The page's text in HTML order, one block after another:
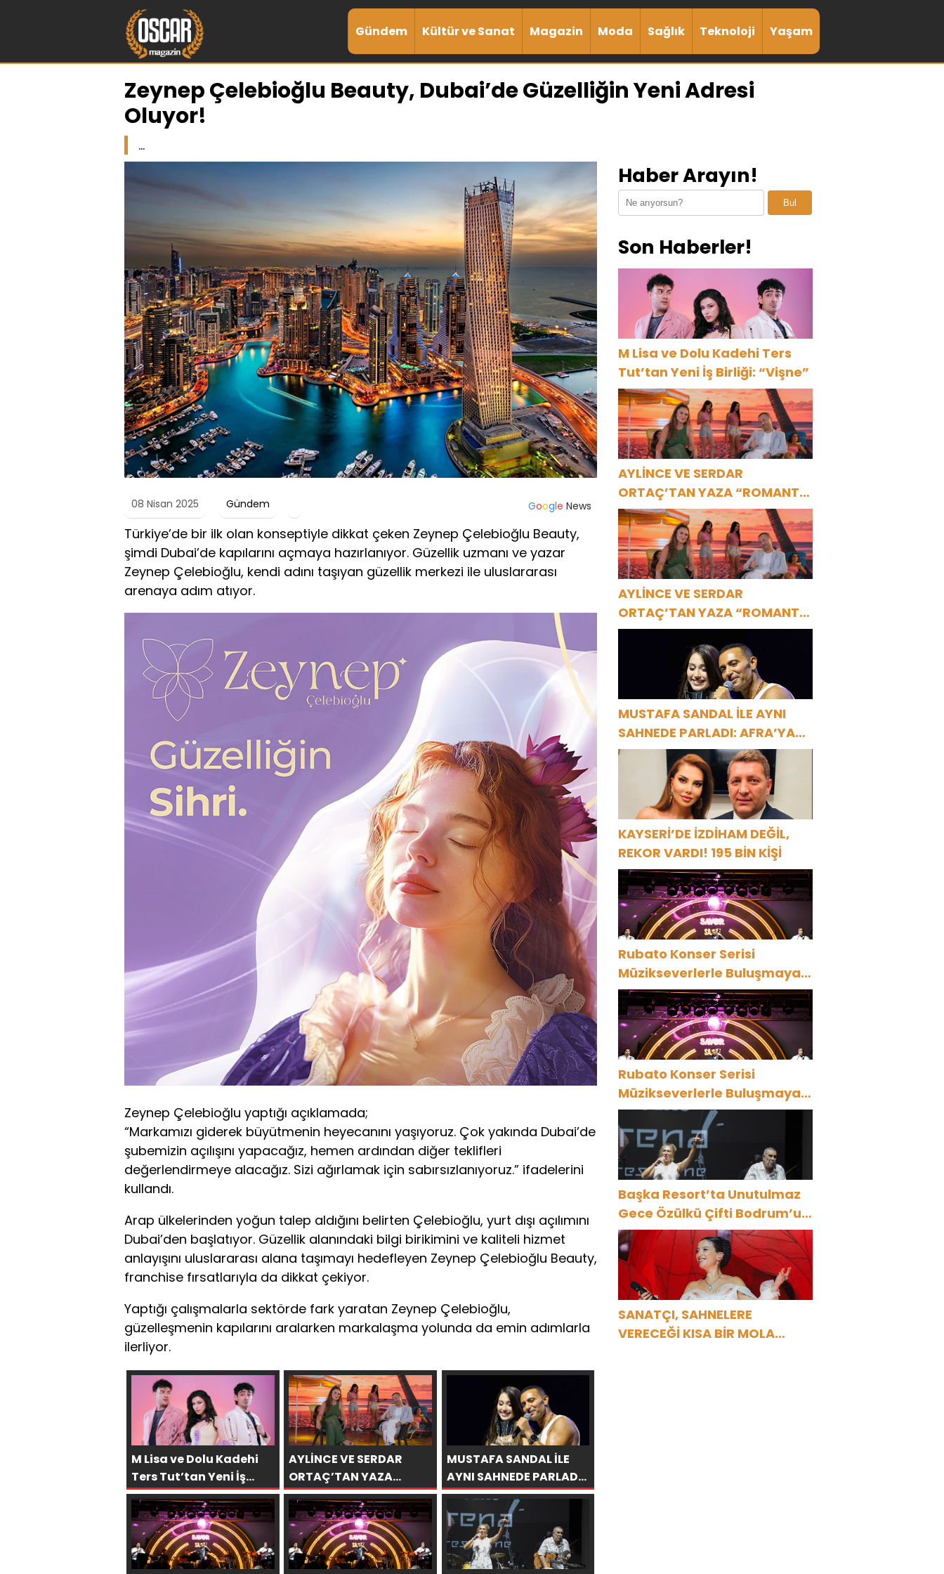
Gündem Kültür ve Sanat Magazin Moda Sağlık Teknoloji Yaşam
Zeynep Çelebioğlu Beauty, Dubai’de Güzelliğin Yeni Adresi
Oluyor!
...
08 Nisan 2025 Gündem Google News
Türkiye’de bir ilk olan konseptiyle dikkat çeken Zeynep Çelebioğlu Beauty,
şimdi Dubai’de kapılarını açmaya hazırlanıyor. Güzellik uzmanı ve yazar
Zeynep Çelebioğlu, kendi adını taşıyan güzellik merkezi ile uluslararası
arenaya adım atıyor.
Zeynep Çelebioğlu yaptığı açıklamada;
“Markamızı giderek büyütmenin heyecanını yaşıyoruz. Çok yakında Dubai’de
şubemizin açılışını yapacağız, hemen ardından diğer teklifleri
değerlendirmeye alacağız. Sizi ağırlamak için sabırsızlanıyoruz.” ifadelerini
kullandı.
Arap ülkelerinden yoğun talep aldığını belirten Çelebioğlu, yurt dışı açılımını
Dubai’den başlatıyor. Güzellik alanındaki bilgi birikimini ve kaliteli hizmet
anlayışını uluslararası alana taşımayı hedefleyen Zeynep Çelebioğlu Beauty,
franchise fırsatlarıyla da dikkat çekiyor.
Yaptığı çalışmalarla sektörde fark yaratan Zeynep Çelebioğlu,
güzelleşmenin kapılarını aralarken markalaşma yolunda da emin adımlarla
ilerliyor.
M Lisa ve Dolu Kadehi
Ters Tut’tan Yeni İş
Birliği: “Vişne”
AYLİNCE VE SERDAR
ORTAÇ’TAN YAZA
“ROMANTİK AŞK”
BOMBASI!
MUSTAFA SANDAL İLE
AYNI SAHNEDE PARLADI:
AFRA’YA HARBİYE’DE
BÜYÜK ALKIŞ
Haber Arayın!
Bul
Son Haberler!
M Lisa ve Dolu Kadehi Ters
Tut’tan Yeni İş Birliği: “Vişne”
AYLİNCE VE SERDAR
ORTAÇ’TAN YAZA “ROMANTİK
AŞK” BOMBASI!
AYLİNCE VE SERDAR
ORTAÇ’TAN YAZA “ROMANTİK
AŞK” BOMBASI!
MUSTAFA SANDAL İLE AYNI
SAHNEDE PARLADI: AFRA’YA
HARBİYE’DE BÜYÜK ALKIŞ
KAYSERİ’DE İZDİHAM DEĞİL,
REKOR VARDI! 195 BİN KİŞİ
Rubato Konser Serisi
Müzikseverlerle Buluşmaya
Devam Ediyor
Rubato Konser Serisi
Müzikseverlerle Buluşmaya
Devam Ediyor
Başka Resort’ta Unutulmaz
Gece Özülkü Çifti Bodrum’u
Büyüledi
SANATÇI, SAHNELERE
VERECEĞİ KISA BİR MOLA